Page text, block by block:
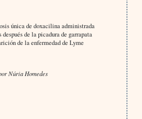
única de doxacilina administrada
después de la picadura de garrapata
de la enfermedad de Lyme
Núria Homedes